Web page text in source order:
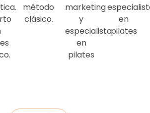
método
clásico.
marketing
y
especialista
en
pilates
en
pilates